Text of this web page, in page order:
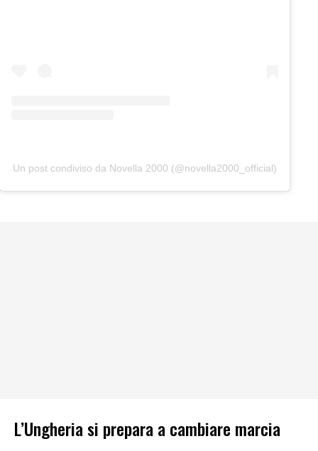
Un post condiviso da Novella 2000 (@novella2000_official)
L’Ungheria si prepara a cambiare marcia